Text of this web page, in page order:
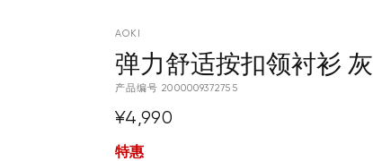
AOKI
弹力舒适按扣领衬衫 灰
产品编号 2000009372755
¥4,990
特惠